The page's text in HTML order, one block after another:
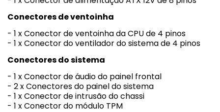
Conectores de ventoinha
- 1 x Conector de ventoinha da CPU de 4 pinos
- 1 x Conector do ventilador do sistema de 4 pinos
Conectores do sistema
- 1 x Conector de áudio do painel frontal
- 2 x Conectores do painel do sistema
- 1 x Conector de intrusão do chassi
- 1 x Conector do módulo TPM